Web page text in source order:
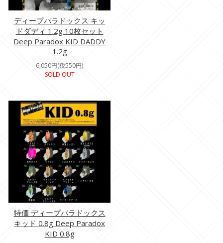
ディープパラドックス キッ
ドダディ 1.2g 10枚セット
Deep Paradox KID DADDY
1.2g
6,050円(税550円)
SOLD OUT
特価 ディープパラドックス
キッド 0.8g Deep Paradox
KID 0.8g